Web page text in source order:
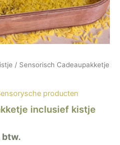
/ Sensorisch Cadeaupakketje
producten
inclusief kistje
btw.